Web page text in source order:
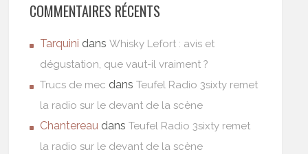
COMMENTAIRES RÉCENTS
Tarquini dansWhisky Lefort : avis et
dégustation, que vaut-il vraiment ?
Trucs de mec dansTeufel Radio 3sixty remet
la radio sur le devant de la scène
Chantereau dansTeufel Radio 3sixty remet
la radio sur le devant de la scène